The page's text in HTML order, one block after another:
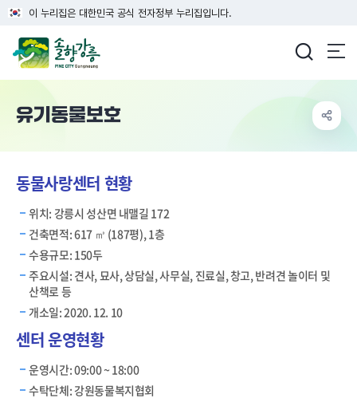
이 누리집은 대한민국 공식 전자정부 누리집입니다.
유기동물보호
동물사랑센터 현황
위치: 강릉시 성산면 내맬길 172
건축면적: 617 ㎥ (187평), 1층
수용규모: 150두
주요시설: 견사, 묘사, 상담실, 사무실, 진료실, 창고, 반려견 놀이터 및
산책로 등
개소일: 2020. 12. 10
센터 운영현황
운영시간: 09:00 ~ 18:00
수탁단체: 강원동물복지협회